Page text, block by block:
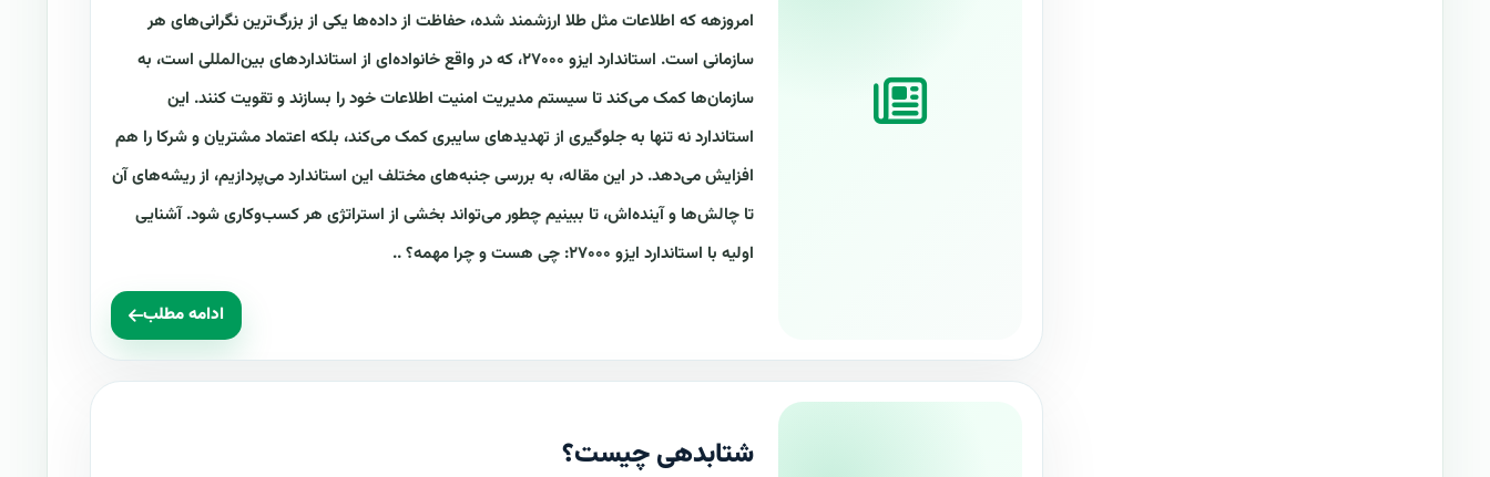
امروزهه که اطلاعات مثل طلا ارزشمند شده، حفاظت از داده‌ها یکی از بزرگ‌ترین نگرانی‌های هر
سازمانی است. استاندارد ایزو ۲۷۰۰۰، که در واقع خانواده‌ای از استانداردهای بین‌المللی است، به
سازمان‌ها کمک می‌کند تا سیستم مدیریت امنیت اطلاعات خود را بسازند و تقویت کنند. این
استاندارد نه تنها به جلوگیری از تهدیدهای سایبری کمک می‌کند، بلکه اعتماد مشتریان و شرکا را هم
افزایش می‌دهد. در این مقاله، به بررسی جنبه‌های مختلف این استاندارد می‌پردازیم، از ریشه‌های آن
تا چالش‌ها و آینده‌اش، تا ببینیم چطور می‌تواند بخشی از استراتژی هر کسب‌وکاری شود. آشنایی
اولیه با استاندارد ایزو ۲۷۰۰۰: چی هست و چرا مهمه؟ ..
ادامه مطلب
شتابدهی چیست؟